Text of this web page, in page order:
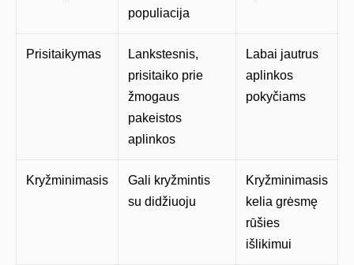
populiacija
Prisitaikymas
Lankstesnis,
prisitaiko prie
žmogaus
pakeistos
aplinkos
Labai jautrus
aplinkos
pokyčiams
Kryžminimasis
Gali kryžmintis
su didžiuoju
Kryžminimasis
kelia grėsmę
rūšies
išlikimui